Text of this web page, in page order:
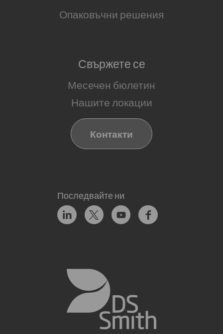
Опаковъчни решения
Свържете се
Месечен бюлетин
Нашите локации
Контакти
Последвайте ни